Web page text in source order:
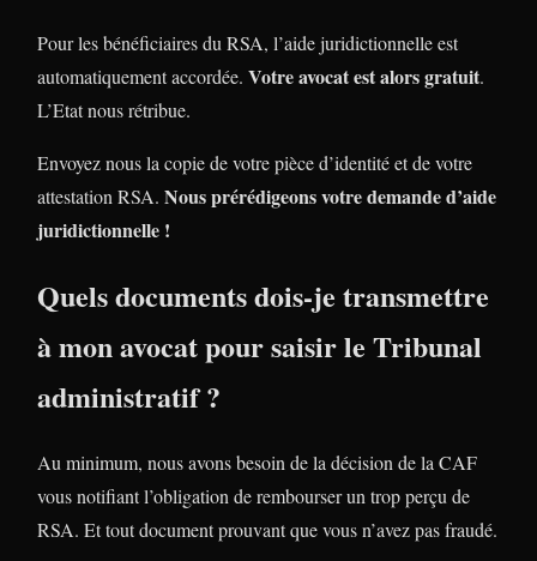
Pour les bénéficiaires du RSA, l’aide juridictionnelle est
automatiquement accordée. Votre avocat est alors gratuit.
L’Etat nous rétribue.
Envoyez nous la copie de votre pièce d’identité et de votre
attestation RSA. Nous prérédigeons votre demande d’aide
juridictionnelle !
Quels documents dois-je transmettre
à mon avocat pour saisir le Tribunal
administratif ?
Au minimum, nous avons besoin de la décision de la CAF
vous notifiant l’obligation de rembourser un trop perçu de
RSA. Et tout document prouvant que vous n’avez pas fraudé.